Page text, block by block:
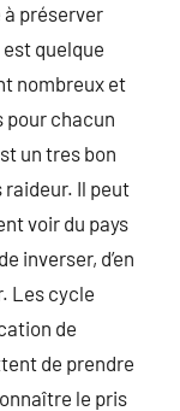
à préserver
quelque
nombreux et
chacun
un tres bon
raideur. Il peut
voir du pays
inverser, d’en
Les cycle
de
de prendre
le pris